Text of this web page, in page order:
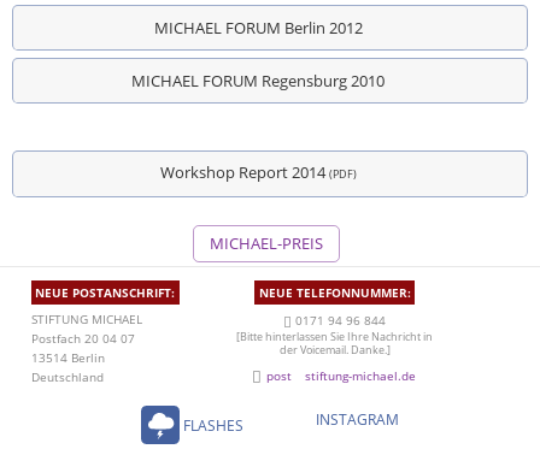
MICHAEL FORUM Berlin 2012
MICHAEL FORUM Regensburg 2010
Workshop Report 2014(PDF)
MICHAEL-PREIS
NEUE POSTANSCHRIFT:
STIFTUNG MICHAEL
Postfach 20 04 07
13514 Berlin
Deutschland
NEUE TELEFONNUMMER:
0171 94 96 844
[Bitte hinterlassen Sie Ihre Nachricht in
der Voicemail. Danke.]
post stiftung-michael.de
FLASHES INSTAGRAM